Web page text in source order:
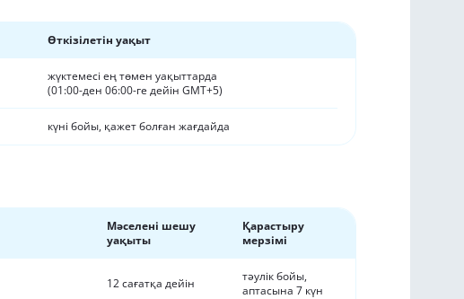
Өткізілетін уақыт
жүктемесі ең төмен уақыттарда
(01:00-ден 06:00-ге дейін GMT+5)
күні бойы, қажет болған жағдайда
Мәселені шешу
уақыты
Қарастыру
мерзімі
12 сағатқа дейін
тәулік бойы,
аптасына 7 күн